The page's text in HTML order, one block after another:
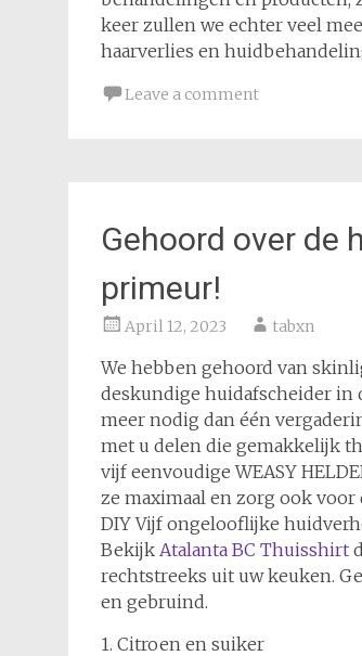
keer zullen we echter veel
haarverlies en
Leave a comment
Gehoord over de
primeur!
April 12, 2023 tabxn
We hebben gehoord van
deskundige huidafscheider in
meer nodig dan één
met u delen die gemakkelijk
vijf eenvoudige WEASY
ze maximaal en zorg ook
DIY Vijf ongelooflijke
Bekijk Atalanta BC Thuisshirt
rechtstreeks uit uw keuken.
en gebruind.
1. Citroen en suiker